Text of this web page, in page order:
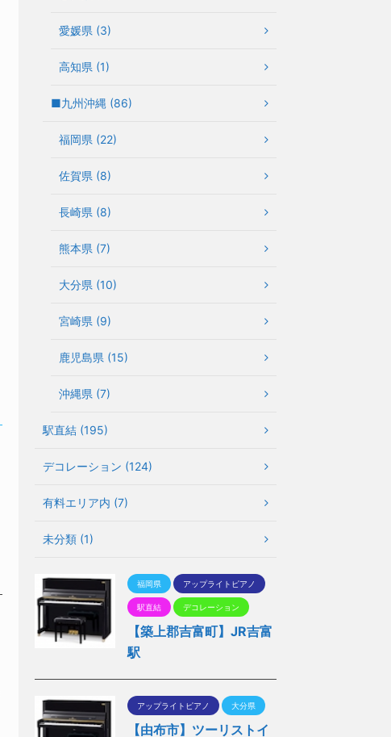
愛媛県 (3)
高知県 (1)
■九州沖縄 (86)
福岡県 (22)
佐賀県 (8)
長崎県 (8)
熊本県 (7)
大分県 (10)
宮崎県 (9)
鹿児島県 (15)
沖縄県 (7)
駅直結 (195)
デコレーション (124)
有料エリア内 (7)
未分類 (1)
福岡県 アップライトピアノ
駅直結 デコレーション
【築上郡吉富町】JR吉富
駅
アップライトピアノ 大分県
【由布市】ツーリストイ